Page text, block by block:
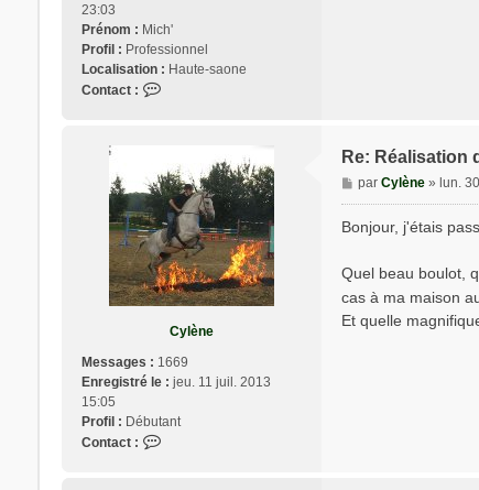
23:03
Prénom : Mich'
Profil : Professionnel
Localisation : Haute-saone
Contact :
a
c
t
e
r
M
i
c
hCylène
Messages : 1669
Enregistré le : jeu. 11 juil. 2013
15:05
Profil : Débutant
Contact :
Re: Réalisation
M
e
s
g
e
parCylène » lun.
Bonjour, j'étais
Quel beau boulot,
cas à ma maison
Et quelle